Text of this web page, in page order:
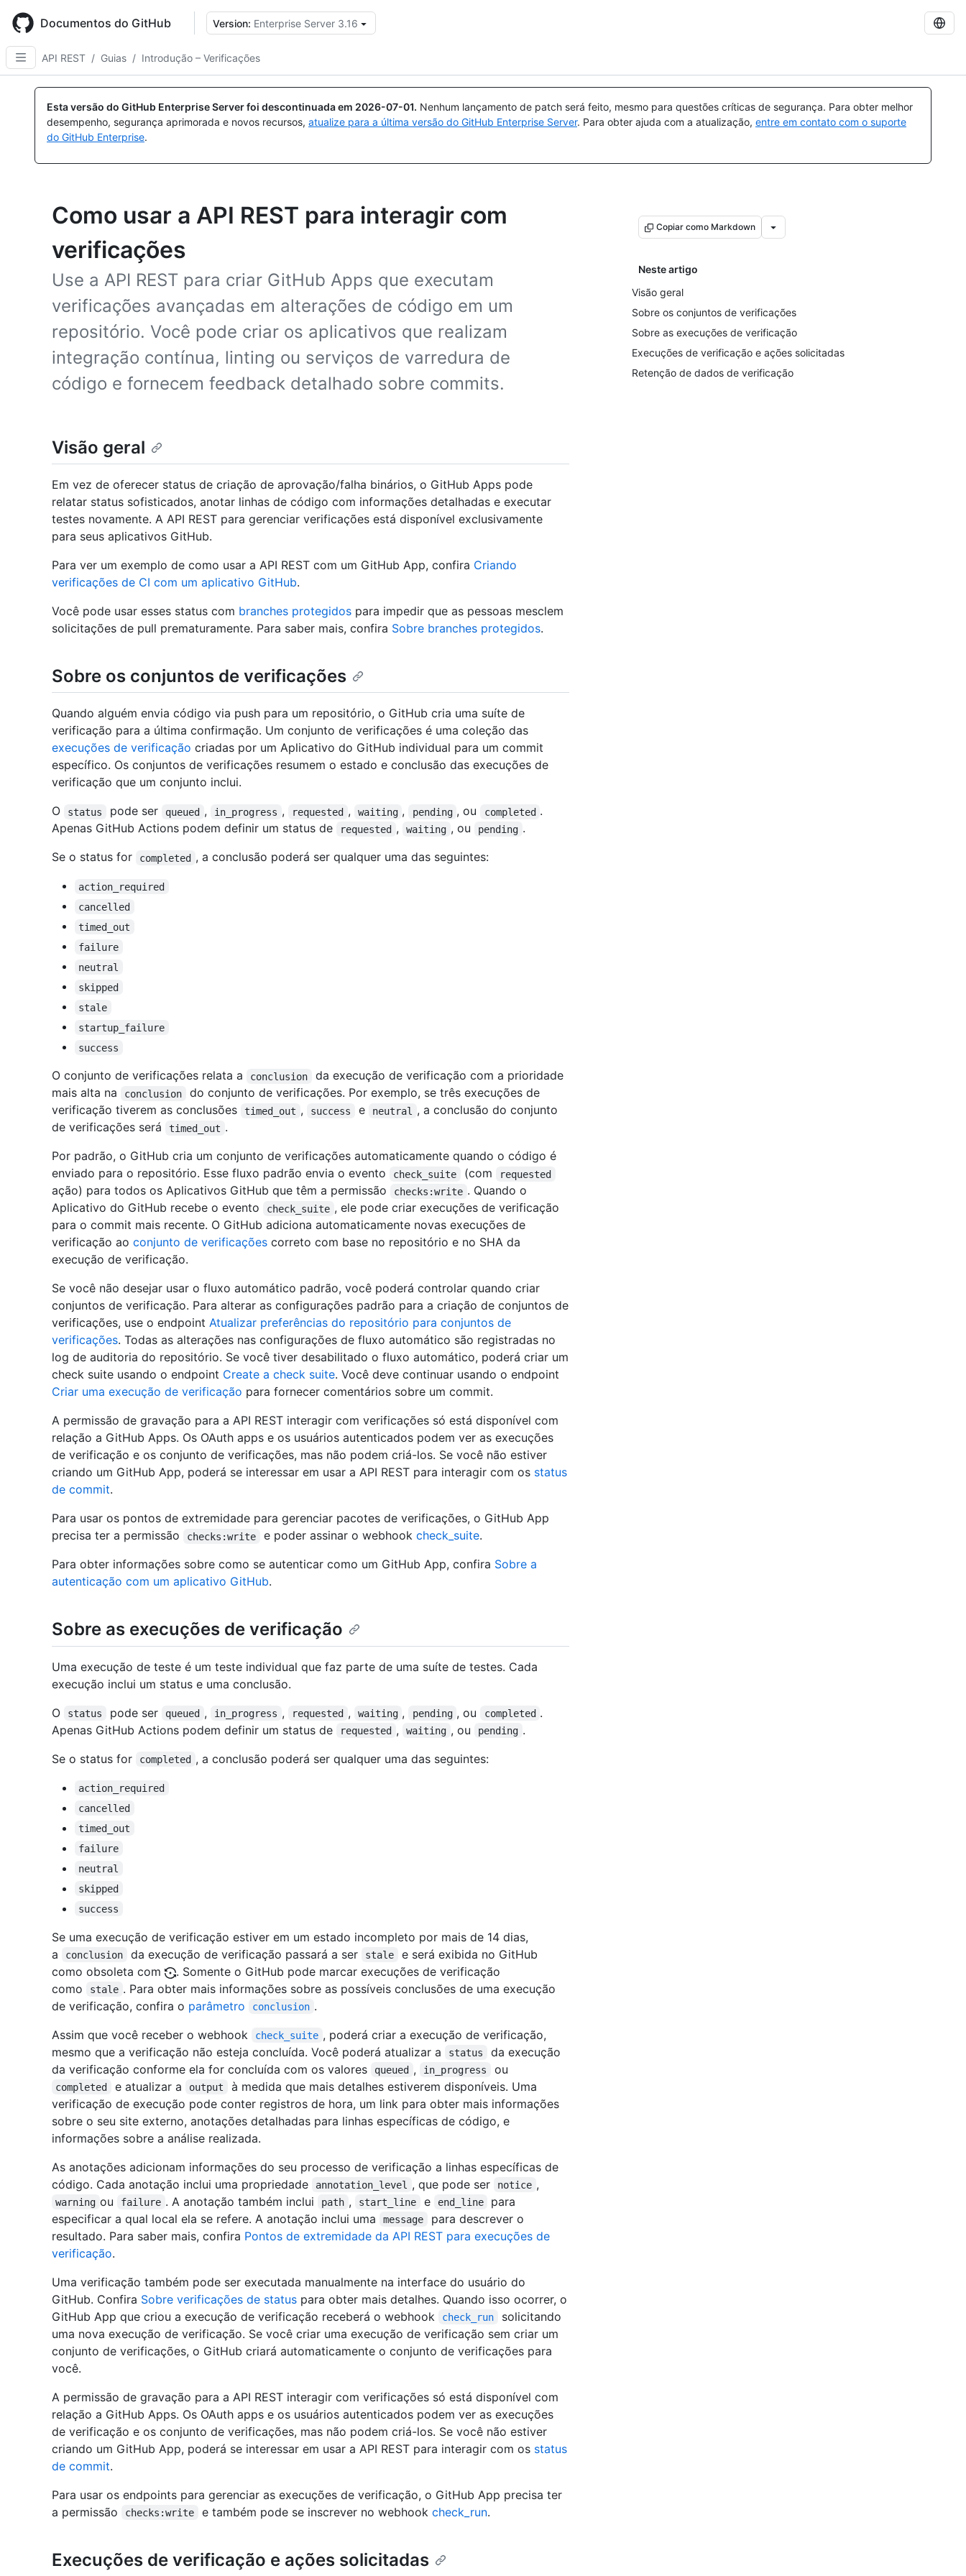
main
content
Documentos do GitHub Version: Enterprise Server 3.16
API REST / Guias / Introdução – Verificações
Esta versão do GitHub Enterprise Server foi descontinuada em 2026-07-01. Nenhum lançamento de patch será feito, mesmo para questões críticas de segurança. Para obter melhor
desempenho, segurança aprimorada e novos recursos, atualize para a última versão do GitHub Enterprise Server. Para obter ajuda com a atualização, entre em contato com o suporte
do GitHub Enterprise.
Como usar a API REST para interagir com
verificações
Use a API REST para criar GitHub Apps que executam
verificações avançadas em alterações de código em um
repositório. Você pode criar os aplicativos que realizam
integração contínua, linting ou serviços de varredura de
código e fornecem feedback detalhado sobre commits.
Copiar como Markdown
Neste artigo
Visão geral
Sobre os conjuntos de verificações
Sobre as execuções de verificação
Execuções de verificação e ações solicitadas
Retenção de dados de verificação
Visão geral
Em vez de oferecer status de criação de aprovação/falha binários, o GitHub Apps pode
relatar status sofisticados, anotar linhas de código com informações detalhadas e executar
testes novamente. A API REST para gerenciar verificações está disponível exclusivamente
para seus aplicativos GitHub.
Para ver um exemplo de como usar a API REST com um GitHub App, confira Criando
verificações de CI com um aplicativo GitHub.
Você pode usar esses status com branches protegidos para impedir que as pessoas mesclem
solicitações de pull prematuramente. Para saber mais, confira Sobre branches protegidos.
Sobre os conjuntos de verificações
Quando alguém envia código via push para um repositório, o GitHub cria uma suíte de
verificação para a última confirmação. Um conjunto de verificações é uma coleção das
execuções de verificação criadas por um Aplicativo do GitHub individual para um commit
específico. Os conjuntos de verificações resumem o estado e conclusão das execuções de
verificação que um conjunto inclui.
O
status pode ser queued , in_progress , requested , waiting , pending , ou completed .
Apenas GitHub Actions podem definir um status de
requested , waiting , ou pending .
Se o status for
completed , a conclusão poderá ser qualquer uma das seguintes:
action_required
cancelled
timed_out
failure
neutral
skipped
stale
startup_failure
success
O conjunto de verificações relata a conclusion
da execução de verificação com a prioridade
mais alta na
conclusion
do conjunto de verificações. Por exemplo, se três execuções de
verificação tiverem as conclusões
timed_out , success e neutral
, a conclusão do conjunto
de verificações será
timed_out .
Por padrão, o GitHub cria um conjunto de verificações automaticamente quando o código é
enviado para o repositório. Esse fluxo padrão envia o evento
check_suite (com requested
ação) para todos os Aplicativos GitHub que têm a permissão checks:write . Quando o
Aplicativo do GitHub recebe o evento
check_suite , ele pode criar execuções de verificação
para o commit mais recente. O GitHub adiciona automaticamente novas execuções de
verificação ao conjunto de verificações correto com base no repositório e no SHA da
execução de verificação.
Se você não desejar usar o fluxo automático padrão, você poderá controlar quando criar
conjuntos de verificação. Para alterar as configurações padrão para a criação de conjuntos de
verificações, use o endpoint Atualizar preferências do repositório para conjuntos de
verificações. Todas as alterações nas configurações de fluxo automático são registradas no
log de auditoria do repositório. Se você tiver desabilitado o fluxo automático, poderá criar um
check suite usando o endpoint Create a check suite. Você deve continuar usando o endpoint
Criar uma execução de verificação para fornecer comentários sobre um commit.
A permissão de gravação para a API REST interagir com verificações só está disponível com
relação a GitHub Apps. Os OAuth apps e os usuários autenticados podem ver as execuções
de verificação e os conjunto de verificações, mas não podem criá-los. Se você não estiver
criando um GitHub App, poderá se interessar em usar a API REST para interagir com os status
de commit.
Para usar os pontos de extremidade para gerenciar pacotes de verificações, o GitHub App
precisa ter a permissão
checks:write e poder assinar o webhook check_suite.
Para obter informações sobre como se autenticar como um GitHub App, confira Sobre a
autenticação com um aplicativo GitHub.
Sobre as execuções de verificação
Uma execução de teste é um teste individual que faz parte de uma suíte de testes. Cada
execução inclui um status e uma conclusão.
O
status pode ser queued , in_progress , requested , waiting , pending , ou completed .
Apenas GitHub Actions podem definir um status de
requested , waiting , ou pending .
Se o status for
completed , a conclusão poderá ser qualquer uma das seguintes:
action_required
cancelled
timed_out
failure
neutral
skipped
success
Se uma execução de verificação estiver em um estado incompleto por mais de 14 dias,
a
conclusion da execução de verificação passará a ser stale
e será exibida no GitHub
como obsoleta com
. Somente o GitHub pode marcar execuções de verificação
como
stale . Para obter mais informações sobre as possíveis conclusões de uma execução
de verificação, confira o parâmetro conclusion .
Assim que você receber o webhook
check_suite , poderá criar a execução de verificação,
mesmo que a verificação não esteja concluída. Você poderá atualizar a
status
da execução
da verificação conforme ela for concluída com os valores
queued , in_progress ou
completed e atualizar a output
à medida que mais detalhes estiverem disponíveis. Uma
verificação de execução pode conter registros de hora, um link para obter mais informações
sobre o seu site externo, anotações detalhadas para linhas específicas de código, e
informações sobre a análise realizada.
As anotações adicionam informações do seu processo de verificação a linhas específicas de
código. Cada anotação inclui uma propriedade
annotation_level , que pode ser notice ,
warning ou failure . A anotação também inclui path , start_line e end_line
para
especificar a qual local ela se refere. A anotação inclui uma
message
para descrever o
resultado. Para saber mais, confira Pontos de extremidade da API REST para execuções de
verificação.
Uma verificação também pode ser executada manualmente na interface do usuário do
GitHub. Confira Sobre verificações de status para obter mais detalhes. Quando isso ocorrer, o
GitHub App que criou a execução de verificação receberá o webhook
check_run
solicitando
uma nova execução de verificação. Se você criar uma execução de verificação sem criar um
conjunto de verificações, o GitHub criará automaticamente o conjunto de verificações para
você.
A permissão de gravação para a API REST interagir com verificações só está disponível com
relação a GitHub Apps. Os OAuth apps e os usuários autenticados podem ver as execuções
de verificação e os conjunto de verificações, mas não podem criá-los. Se você não estiver
criando um GitHub App, poderá se interessar em usar a API REST para interagir com os status
de commit.
Para usar os endpoints para gerenciar as execuções de verificação, o GitHub App precisa ter
a permissão
checks:write e também pode se inscrever no webhook check_run.
Execuções de verificação e ações solicitadas